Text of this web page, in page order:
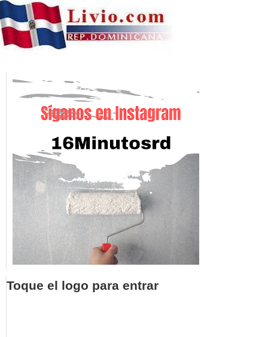
Toque el logo para entrar